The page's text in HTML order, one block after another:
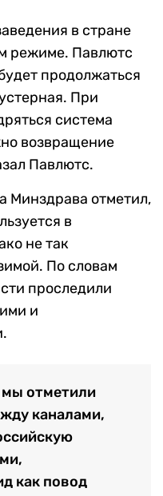
в стране
режиме. Павлютс
продолжаться
При
система
возвращение
Павлютс.
Минздрава отметил,
в
не так
По словам
проследили
и
мы отметили
каналами,
как повод